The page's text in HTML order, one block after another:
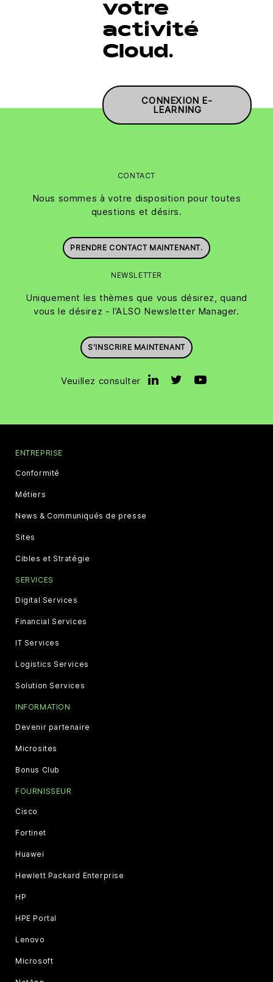
votre
activité
Cloud.
CONNEXION E-
LEARNING
CONTACT
Nous sommes à votre disposition pour toutes
questions et désirs.
PRENDRE CONTACT MAINTENANT.
NEWSLETTER
Uniquement les thèmes que vous désirez, quand
vous le désirez - l’ALSO Newsletter Manager.
S’INSCRIRE MAINTENANT
Veuillez consulter
ENTREPRISE
Conformité
Métiers
News & Communiqués de presse
Sites
Cibles et Stratégie
SERVICES
Digital Services
Financial Services
IT Services
Logistics Services
Solution Services
INFORMATION
Devenir partenaire
Microsites
Bonus Club
FOURNISSEUR
Cisco
Fortinet
Huawei
Hewlett Packard Enterprise
HP
HPE Portal
Lenovo
Microsoft